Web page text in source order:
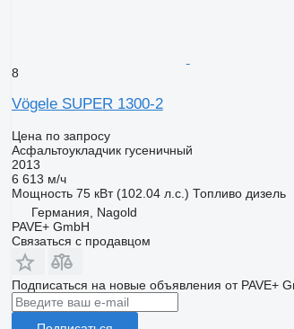
8
Vögele SUPER 1300-2
Цена по запросу
Асфальтоукладчик гусеничный
2013
6 613 м/ч
Мощность 75 кВт (102.04 л.с.) Топливо дизель
Германия, Nagold
PAVE+ GmbH
Связаться с продавцом
Подписаться на новые объявления от PAVE+